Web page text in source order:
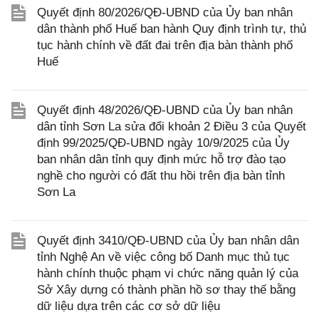
Quyết định 80/2026/QĐ-UBND của Ủy ban nhân
dân thành phố Huế ban hành Quy định trình tự, thủ
tục hành chính về đất đai trên địa bàn thành phố
Huế
Quyết định 48/2026/QĐ-UBND của Ủy ban nhân
dân tỉnh Sơn La sửa đổi khoản 2 Điều 3 của Quyết
định 99/2025/QĐ-UBND ngày 10/9/2025 của Ủy
ban nhân dân tỉnh quy định mức hỗ trợ đào tạo
nghề cho người có đất thu hồi trên địa bàn tỉnh
Sơn La
Quyết định 3410/QĐ-UBND của Ủy ban nhân dân
tỉnh Nghệ An về việc công bố Danh mục thủ tục
hành chính thuộc phạm vi chức năng quản lý của
Sở Xây dựng có thành phần hồ sơ thay thế bằng
dữ liệu dựa trên các cơ sở dữ liệu